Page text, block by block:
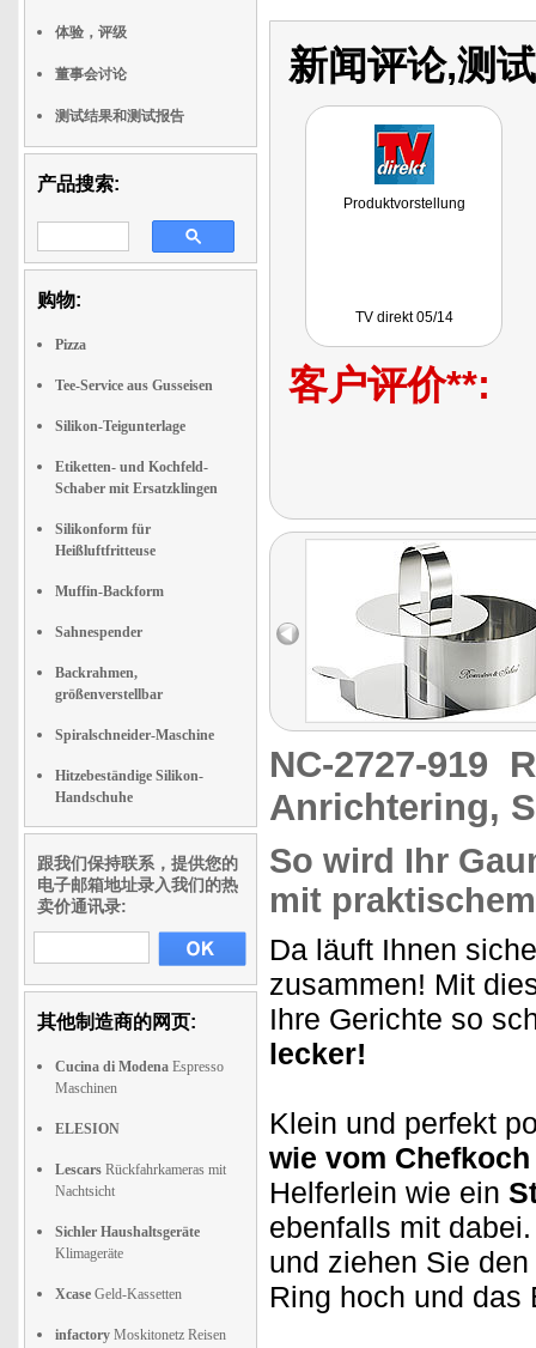
体验，评级
董事会讨论
测试结果和测试报告
产品搜索:
购物:
Pizza
Tee-Service aus Gusseisen
Silikon-Teigunterlage
Etiketten- und Kochfeld-
Schaber mit Ersatzklingen
Silikonform für
Heißluftfritteuse
Muffin-Backform
Sahnespender
Backrahmen,
größenverstellbar
Spiralschneider-Maschine
Hitzebeständige Silikon-
Handschuhe
跟我们保持联系，提供您的
电子邮箱地址录入我们的热
卖价通讯录:
其他制造商的网页:
Cucina di Modena Espresso
Maschinen
ELESION
Lescars Rückfahrkameras mit
Nachtsicht
Sichler Haushaltsgeräte
Klimageräte
Xcase Geld-Kassetten
infactory Moskitonetz Reisen
新闻评论,测
Produktvorstellung
TV direkt 05/14
客户评价**:
NC-2727-919
Anrichtering,
So wird Ihr
mit
Da läuft Ihnen
zusammen! Mit
Ihre Gerichte so
lecker!
Klein und perfekt
wie vom Chefkoch
Helferlein wie ein
ebenfalls mit
und ziehen Sie
Ring hoch und das